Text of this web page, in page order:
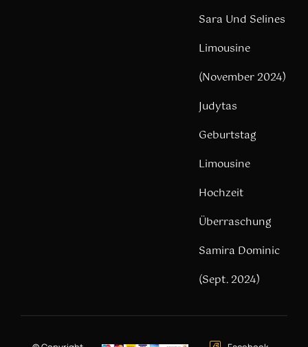
Sara Und Selines
Limousine
(November 2024)
Judytas
Geburtstag
Limousine
Hochzeit
Überraschung
Samira Dominic
(Sept. 2024)